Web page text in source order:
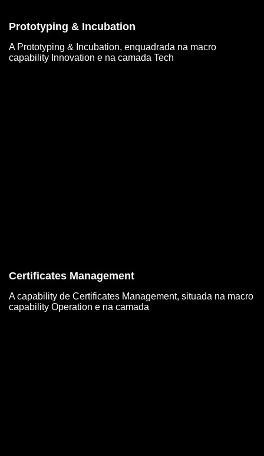
Prototyping & Incubation
A Prototyping & Incubation, enquadrada na macro
capability Innovation e na camada Tech
Certificates Management
A capability de Certificates Management, situada na macro
capability Operation e na camada